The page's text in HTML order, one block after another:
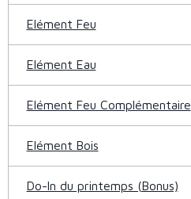
Elément Feu
Elément Eau
Elément Feu Complémentaire
Elément Bois
Do-In du printemps (Bonus)